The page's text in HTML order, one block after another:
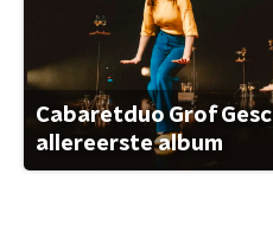
Cabaretduo Grof
allereerste album